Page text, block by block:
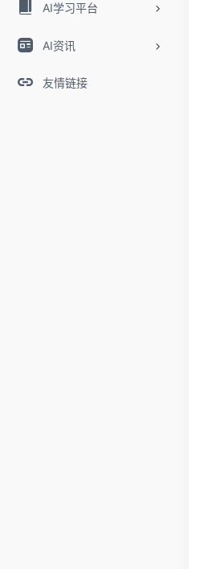
AI学习平台
AI资讯
友情链接